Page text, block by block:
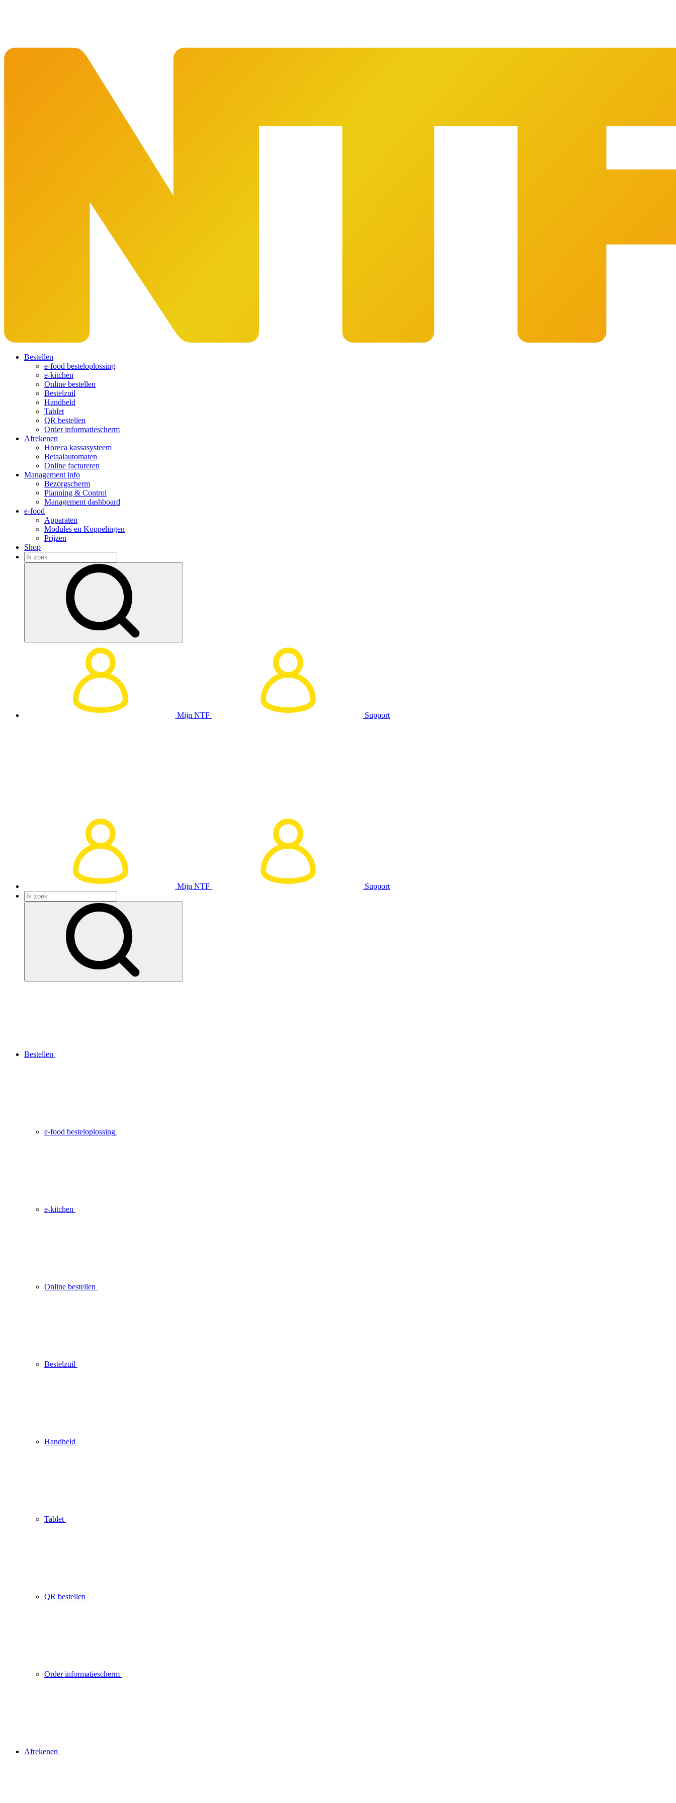
Bestellen
e-food besteloplossing
e-kitchen
Online bestellen
Bestelzuil
Handheld
Tablet
QR bestellen
Order informatiescherm
Afrekenen
Horeca kassasysteem
Betaalautomaten
Online factureren
Management info
Bezorgscherm
Planning & Control
Management dashboard
e-food
Apparaten
Modules en Koppelingen
Prijzen
Shop
Mijn NTF Support
Mijn NTF Support
Bestellen
e-food besteloplossing
e-kitchen
Online bestellen
Bestelzuil
Handheld
Tablet
QR bestellen
Order informatiescherm
Afrekenen